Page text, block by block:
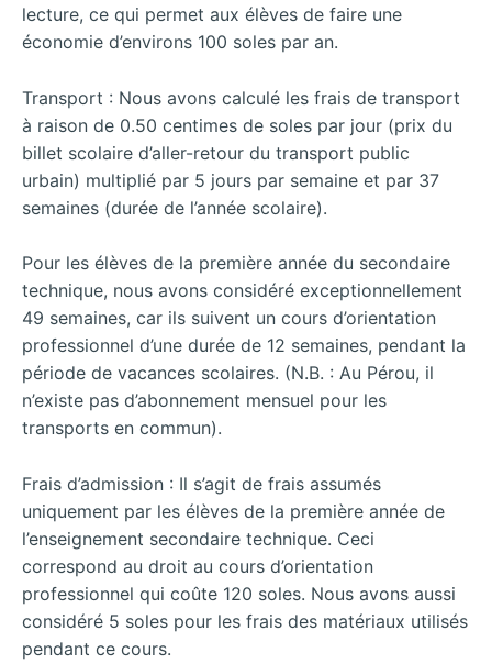
lecture, ce qui permet aux élèves de faire une
économie d’environs 100 soles par an.
Transport : Nous avons calculé les frais de transport
à raison de 0.50 centimes de soles par jour (prix du
billet scolaire d’aller-retour du transport public
urbain) multiplié par 5 jours par semaine et par 37
semaines (durée de l’année scolaire).
Pour les élèves de la première année du secondaire
technique, nous avons considéré exceptionnellement
49 semaines, car ils suivent un cours d’orientation
professionnel d’une durée de 12 semaines, pendant la
période de vacances scolaires. (N.B. : Au Pérou, il
n’existe pas d’abonnement mensuel pour les
transports en commun).
Frais d’admission : Il s’agit de frais assumés
uniquement par les élèves de la première année de
l’enseignement secondaire technique. Ceci
correspond au droit au cours d’orientation
professionnel qui coûte 120 soles. Nous avons aussi
considéré 5 soles pour les frais des matériaux utilisés
pendant ce cours.